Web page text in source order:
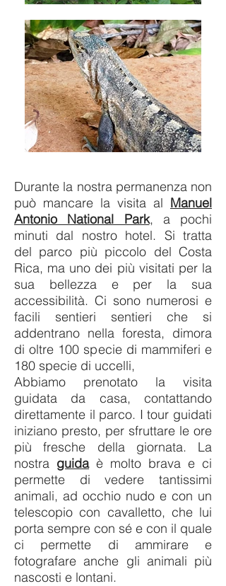
Durante la nostra permanenza non
può mancare la visita al Manuel
Antonio National Park, a pochi
minuti dal nostro hotel. Si tratta
del parco più piccolo del Costa
Rica, ma uno dei più visitati per la
sua bellezza e per la sua
accessibilità. Ci sono numerosi e
facili sentieri sentieri che si
addentrano nella foresta, dimora
di oltre 100 specie di mammiferi e
180 specie di uccelli,
Abbiamo prenotato la visita
guidata da casa, contattando
direttamente il parco. I tour guidati
iniziano presto, per sfruttare le ore
più fresche della giornata. La
nostra guidaè molto brava e ci
permette di vedere tantissimi
animali, ad occhio nudo e con un
telescopio con cavalletto, che lui
porta sempre con sé e con il quale
ci permette di ammirare e
fotografare anche gli animali più
nascosti e lontani.